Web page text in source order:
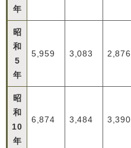
年
昭
和
5
年
5,959 3,083 2,876
昭
和
10
年
6,874 3,484 3,390